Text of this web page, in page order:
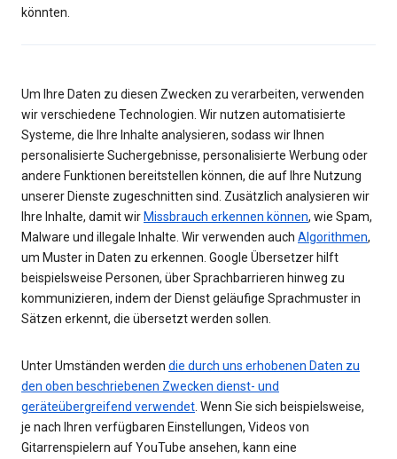
könnten.
Um Ihre Daten zu diesen Zwecken zu verarbeiten, verwenden
wir verschiedene Technologien. Wir nutzen automatisierte
Systeme, die Ihre Inhalte analysieren, sodass wir Ihnen
personalisierte Suchergebnisse, personalisierte Werbung oder
andere Funktionen bereitstellen können, die auf Ihre Nutzung
unserer Dienste zugeschnitten sind. Zusätzlich analysieren wir
Ihre Inhalte, damit wir Missbrauch erkennen können, wie Spam,
Malware und illegale Inhalte. Wir verwenden auch Algorithmen,
um Muster in Daten zu erkennen. Google Übersetzer hilft
beispielsweise Personen, über Sprachbarrieren hinweg zu
kommunizieren, indem der Dienst geläufige Sprachmuster in
Sätzen erkennt, die übersetzt werden sollen.
Unter Umständen werden die durch uns erhobenen Daten zu
den oben beschriebenen Zwecken dienst- und
geräteübergreifend verwendet . Wenn Sie sich beispielsweise,
je nach Ihren verfügbaren Einstellungen, Videos von
Gitarrenspielern auf YouTube ansehen, kann eine